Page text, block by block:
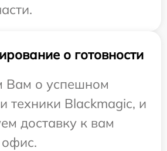
о готовности
о успешном
техники Blackmagic, и
доставку к вам